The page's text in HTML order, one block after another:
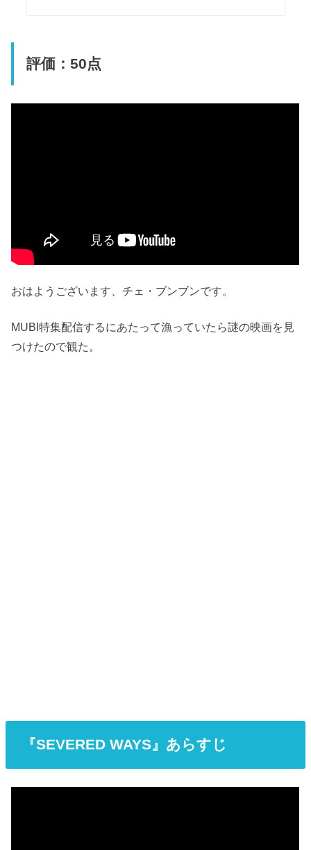
評価：50点
おはようございます、チェ・ブンブンです。
MUBI特集配信するにあたって漁っていたら謎の映画を見
つけたので観た。
『SEVERED WAYS』あらすじ